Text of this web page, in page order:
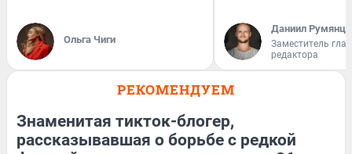
Ольга Чиги
Даниил
Заместитель
редактора
РЕКОМЕНДУЕМ
Знаменитая тикток-блогер,
рассказывавшая о борьбе с редкой